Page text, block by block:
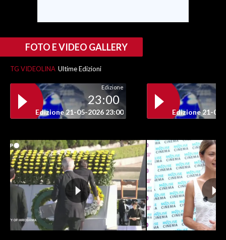
INFO AZIENDE
ABBONATI
NECROLOGI
PUBBLICITÀ
SPIAGGE
STORE
FOTO E VIDEO GALLERY
TG VIDEOLINA Ultime Edizioni
Edizione
23:00
Edizione 21-05-2026 23:00 Edizione 21-05-